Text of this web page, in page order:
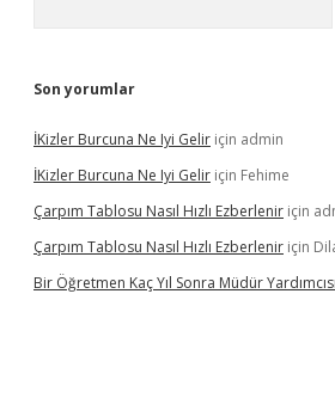
Son yorumlar
İKizler Burcuna Ne Iyi Gelir için admin
İKizler Burcuna Ne Iyi Gelir için Fehime
Çarpım Tablosu Nasıl Hızlı Ezberlenir için
Çarpım Tablosu Nasıl Hızlı Ezberlenir için
Bir Öğretmen Kaç Yıl Sonra Müdür